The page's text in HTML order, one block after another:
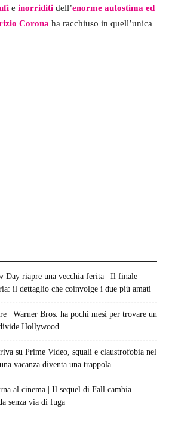
e inorriditi dell’enorme autostima ed
Corona ha racchiuso in quell’unica
Day riapre una vecchia ferita | Il finale
il dettaglio che coinvolge i due più amati
| Warner Bros. ha pochi mesi per trovare un
Hollywood
su Prime Video, squali e claustrofobia nel
vacanza diventa una trappola
al cinema | Il sequel di Fall cambia
senza via di fuga